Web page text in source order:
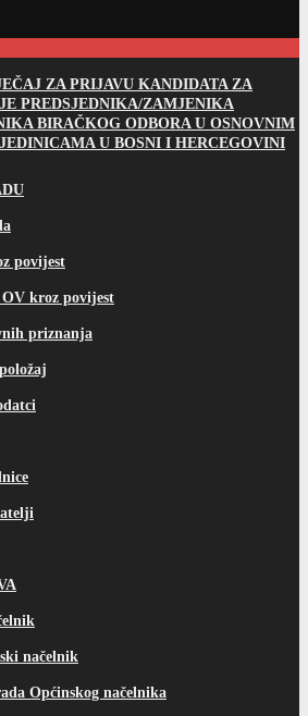
ZA PRIJAVU KANDIDATA ZA
PREDSJEDNIKA/ZAMJENIKA
BIRAČKOG ODBORA U OSNOVNIM
U BOSNI I HERCEGOVINI
povijest
kroz povijest
priznanja
načelnik
Općinskog načelnika